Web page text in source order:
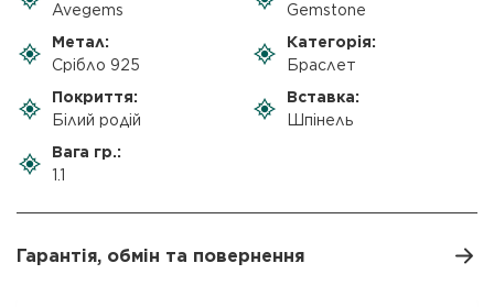
Avegems
Gemstone
Метал:
Срібло 925
Категорія:
Браслет
Покриття:
Білий родій
Вставка:
Шпінель
Вага гр.:
1.1
Гарантія, обмін та повернення